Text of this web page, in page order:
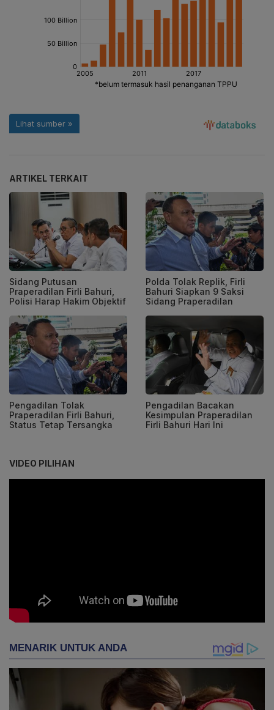
ARTIKEL TERKAIT
Sidang Putusan
Praperadilan Firli Bahuri,
Polisi Harap Hakim Objektif
Polda Tolak Replik, Firli
Bahuri Siapkan 9 Saksi
Sidang Praperadilan
Pengadilan Tolak
Praperadilan Firli Bahuri,
Status Tetap Tersangka
Pengadilan Bacakan
Kesimpulan Praperadilan
Firli Bahuri Hari Ini
VIDEO PILIHAN